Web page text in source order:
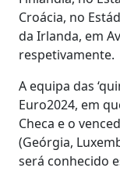
Croácia, no
da Irlanda, em
respetivamente.
A equipa das
Euro2024, em
Checa e o
(Geórgia,
será conhecido